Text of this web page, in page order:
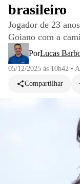
brasileiro
Jogador de 23
Goiano com a
PorLucas
05/12/2025 às 10h42 •
Compartilhar